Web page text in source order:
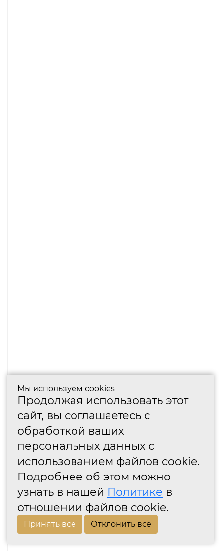
Мы используем cookies
Продолжая использовать этот
сайт, вы соглашаетесь с
обработкой ваших
персональных данных с
использованием файлов cookie.
Подробнее об этом можно
узнать в нашей Политике в
отношении файлов cookie.
Принять все Отклонить все